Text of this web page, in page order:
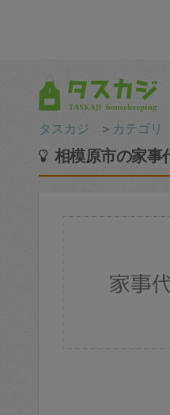
タスカジ ＞ カテゴリ
相模原市の家事